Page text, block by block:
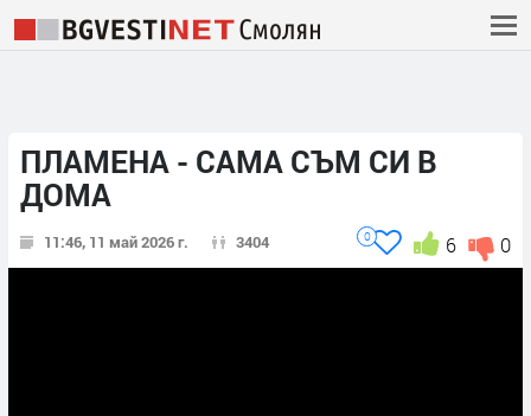
ПЛАМЕНА - САМА СЪМ СИ В
ДОМА
11:46, 11 май 2026 г. 3404 0
6
0